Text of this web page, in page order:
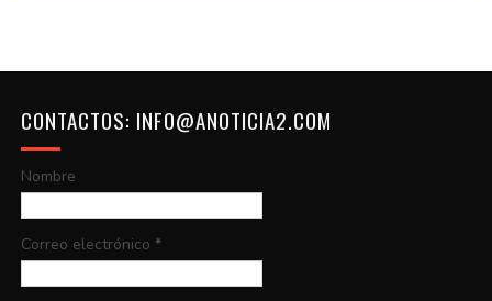
CONTACTOS: INFO@ANOTICIA2.COM
Nombre
Correo electrónico *